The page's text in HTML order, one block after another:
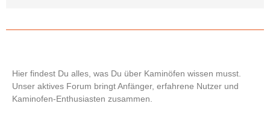
Hier findest Du alles, was Du über Kaminöfen wissen musst.
Unser aktives Forum bringt Anfänger, erfahrene Nutzer und
Kaminofen-Enthusiasten zusammen.